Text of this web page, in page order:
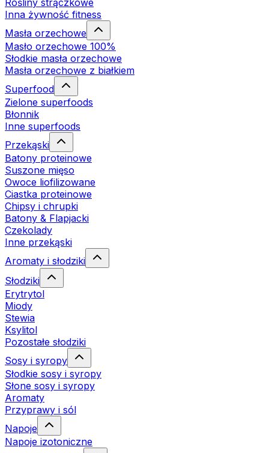
Rośliny strączkowe
Inna żywność fitness
Masła orzechowe
Masło orzechowe 100%
Słodkie masła orzechowe
Masła orzechowe z białkiem
Superfood
Zielone superfoods
Błonnik
Inne superfoods
Przekąski
Batony proteinowe
Suszone mięso
Owoce liofilizowane
Ciastka proteinowe
Chipsy i chrupki
Batony & Flapjacki
Czekolady
Inne przekąski
Aromaty i słodziki
Słodziki
Erytrytol
Miody
Stewia
Ksylitol
Pozostałe słodziki
Sosy i syropy
Słodkie sosy i syropy
Słone sosy i syropy
Aromaty
Przyprawy i sól
Napoje
Napoje izotoniczne